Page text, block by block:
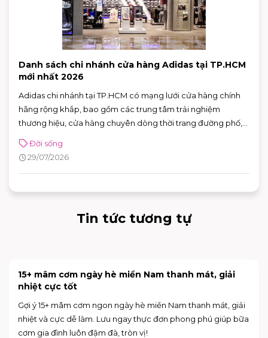
Danh sách chi nhánh cửa hàng Adidas tại TP.HCM
mới nhất 2026
Adidas chi nhánh tại TP.HCM có mạng lưới cửa hàng chính
hãng rộng khắp, bao gồm các trung tâm trải nghiệm
thương hiệu, cửa hàng chuyên dòng thời trang đường phố,
hình và vị trí thuận tiện, khách hàng có thể dễ dàng tìm được
adidas chi nhánh phù hợp để mua sắm và trải nghiệm các
Đời sống
29/07/2026
Tin tức tương tự
15+ mâm cơm ngày hè miền Nam thanh mát, giải
nhiệt cực tốt
Gợi ý 15+ mâm cơm ngon ngày hè miền Nam thanh mát, giải
nhiệt và cực dễ làm. Lưu ngay thực đơn phong phú giúp bữa
cơm gia đình luôn đậm đà, tròn vị!